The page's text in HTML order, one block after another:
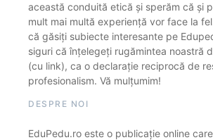
această conduită etică și sperăm că și
mult mai multă experiență vor face la
că găsiți subiecte interesante pe
siguri că înțelegeți rugămintea noastră
(cu link), ca o declarație reciprocă de
profesionalism. Vă mulțumim!
DESPRE NOI
EduPedu.ro este o publicație online